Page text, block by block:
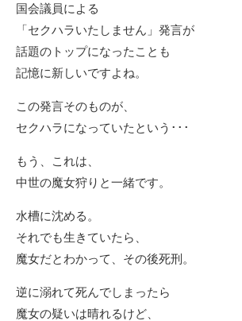
国会議員による
「セクハラいたしません」発言が
話題のトップになったことも
記憶に新しいですよね。
この発言そのものが、
セクハラになっていたという･･･
もう、これは、
中世の魔女狩りと一緒です。
水槽に沈める。
それでも生きていたら、
魔女だとわかって、その後死刑。
逆に溺れて死んでしまったら
魔女の疑いは晴れるけど、